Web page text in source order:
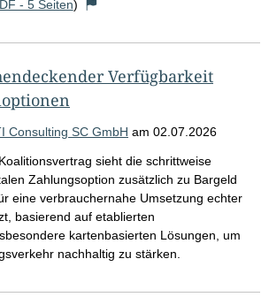
- 5 Seiten)
Verfügbarkeit
Consulting SC GmbH am 02.07.2026
sieht die schrittweise
Zahlungsoption zusätzlich zu Bargeld
eine verbrauchernahe Umsetzung echter
basierend auf etablierten
kartenbasierten Lösungen, um
nachhaltig zu stärken.